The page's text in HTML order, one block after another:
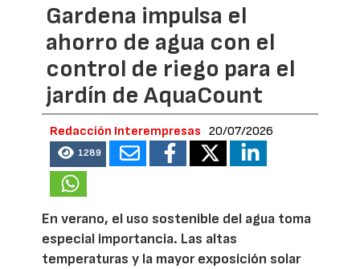
Gardena impulsa el
ahorro de agua con el
control de riego para el
jardín de AquaCount
Redacción Interempresas 20/07/2026
1289
En verano, el uso sostenible del agua toma
especial importancia. Las altas
temperaturas y la mayor exposición solar